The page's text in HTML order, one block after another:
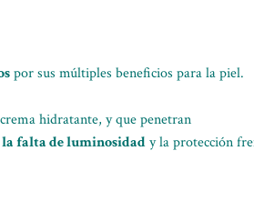
por sus múltiples beneficios para la piel.
hidratante, y que penetran
la falta de luminosidady la protección